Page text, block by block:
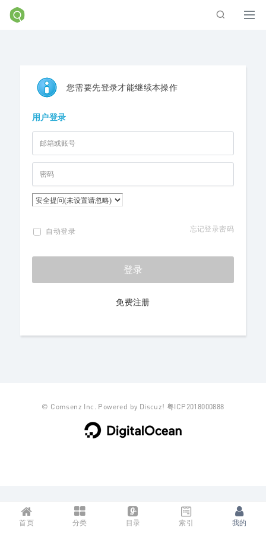
您需要先登录才能继续本操作
用户登录
自动登录 忘记登录密码
登录
免费注册
首页 分类 目录 索引 我的
© Comsenz Inc. Powered by Discuz! 粤ICP2018000888